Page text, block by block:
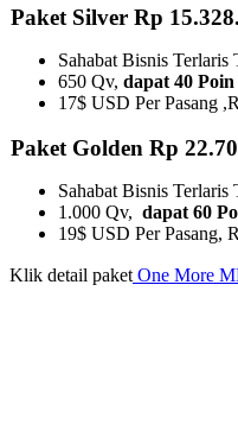
Paket Silver Rp
Sahabat Bisnis Terlaris
650 Qv, dapat 40
17$ USD Per Pasang
Paket Golden Rp
Sahabat Bisnis Terlaris
1.000 Qv, dapat 60
19$ USD Per Pasang,
Klik detail paket One More